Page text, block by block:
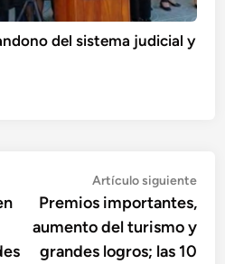
del sistema judicial y
Artículo siguiente
Premios importantes,
aumento del turismo y
grandes logros; las 10